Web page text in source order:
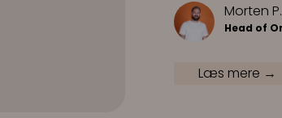
Morten
Head of
Læs mere →